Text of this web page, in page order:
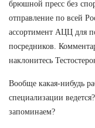
брюшной пресс без
отправление по всей
ассортимент АЦЦ для
посредников.
наклонитесь
Вообще какая-нибудь
специализации
запоминаем?